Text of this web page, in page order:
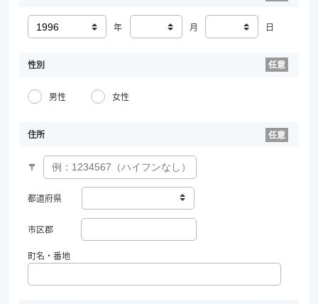
年 月 日
性別
男性 女性
住所
〒
都道府県
市区郡
町名・番地